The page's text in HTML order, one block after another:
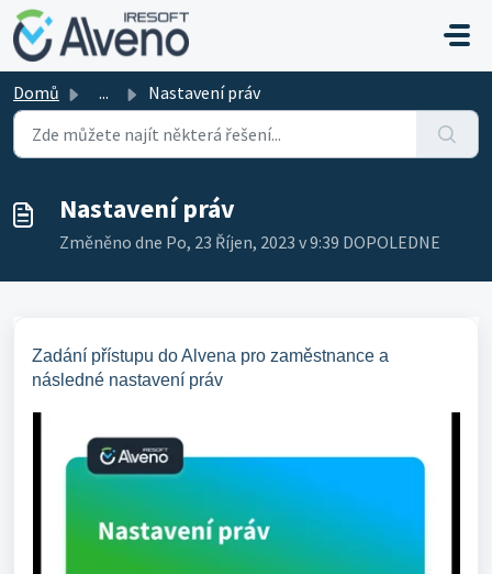
Přeskočit na hlavní obsah
Domů ... Nastavení práv
Nastavení práv
Změněno dne Po, 23 Říjen, 2023 v 9:39 DOPOLEDNE
Zadání přístupu do Alvena pro zaměstnance a
následné nastavení práv